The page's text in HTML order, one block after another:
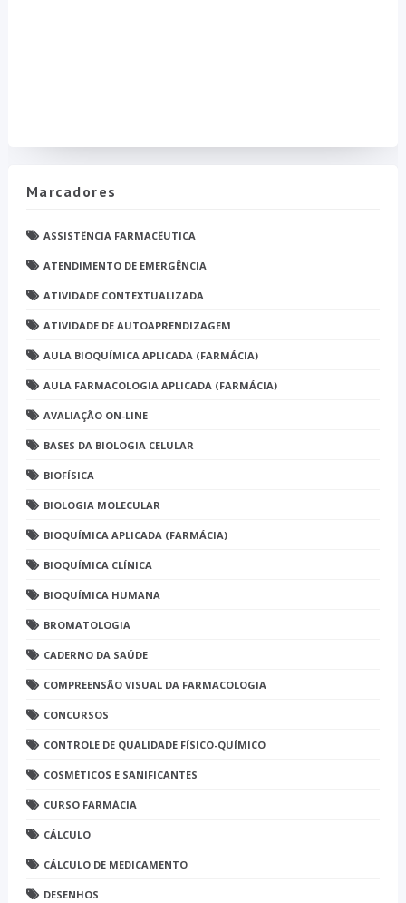
Marcadores
ASSISTÊNCIA FARMACÊUTICA
ATENDIMENTO DE EMERGÊNCIA
ATIVIDADE CONTEXTUALIZADA
ATIVIDADE DE AUTOAPRENDIZAGEM
AULA BIOQUÍMICA APLICADA (FARMÁCIA)
AULA FARMACOLOGIA APLICADA (FARMÁCIA)
AVALIAÇÃO ON-LINE
BASES DA BIOLOGIA CELULAR
BIOFÍSICA
BIOLOGIA MOLECULAR
BIOQUÍMICA APLICADA (FARMÁCIA)
BIOQUÍMICA CLÍNICA
BIOQUÍMICA HUMANA
BROMATOLOGIA
CADERNO DA SAÚDE
COMPREENSÃO VISUAL DA FARMACOLOGIA
CONCURSOS
CONTROLE DE QUALIDADE FÍSICO-QUÍMICO
COSMÉTICOS E SANIFICANTES
CURSO FARMÁCIA
CÁLCULO
CÁLCULO DE MEDICAMENTO
DESENHOS